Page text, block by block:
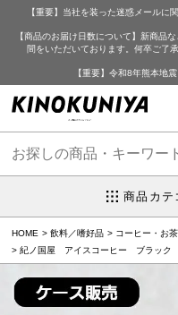
【重要】当社を装った迷惑メール
【商品のお届け日数について】新商品
間をいただいております。何卒ご了
【重要】令和8年熊本地
商品カテ
HOME 飲料／嗜好品
コーヒー・お茶
紀ノ国屋 アイスコーヒー ブラック